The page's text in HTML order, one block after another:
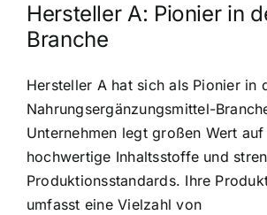
Hersteller A: Pionier in
Branche
Hersteller A hat sich als Pionier in
Nahrungsergänzungsmittel-
Unternehmen legt großen Wert
hochwertige Inhaltsstoffe und
Produktionsstandards. Ihre
umfasst eine Vielzahl von